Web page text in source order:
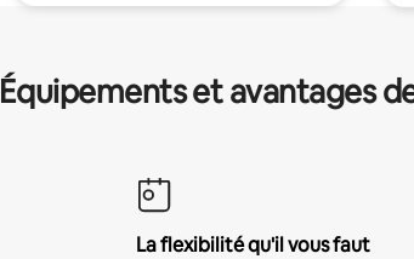
Équipements et avantages
La flexibilité qu'il vous faut